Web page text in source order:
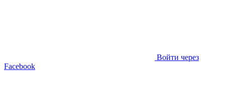
Войти через
Facebook